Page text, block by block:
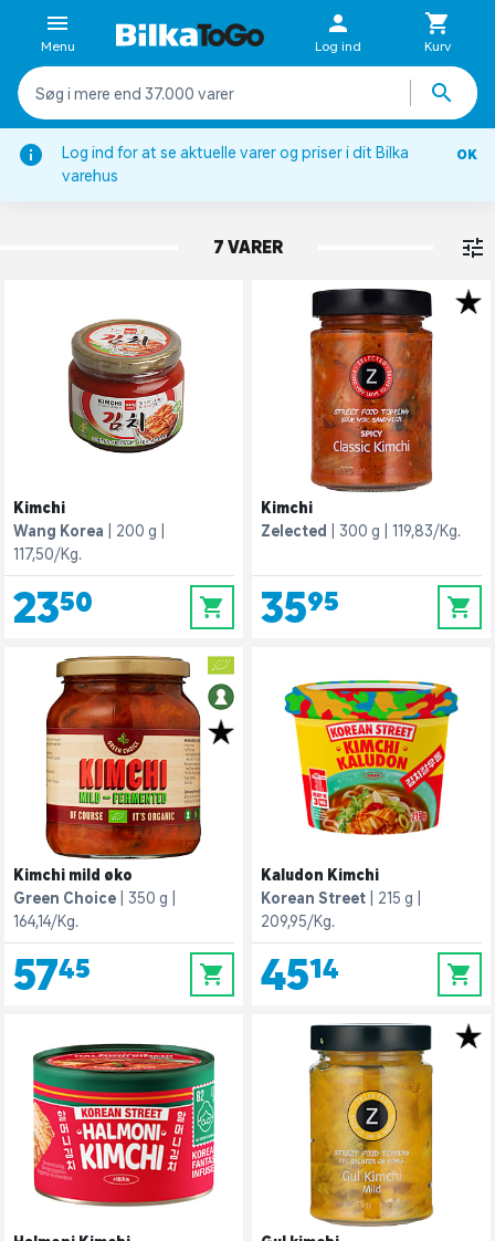
Log ind for at se aktuelle varer og priser i dit Bilka
varehus
OK
Menu Log ind Kurv
Asiatiske specialiteter
KIMCHI
7 VARER
Kimchi
Wang Korea
200 g
117,50/Kg.
23,50 0
Kimchi
Zelected
300 g 119,83/Kg.
35,95 0
Kimchi mild øko
Green Choice
350 g
164,14/Kg.
57,45 0
Kaludon Kimchi
Korean Street
215 g
209,95/Kg.
45,14 0